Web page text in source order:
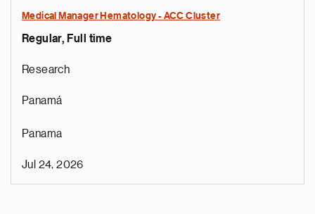
Medical Manager Hematology - ACC Cluster
Regular, Full time
Research
Panamá
Panama
Jul 24, 2026